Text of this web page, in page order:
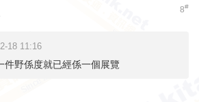
8#
18 11:16
件野係度就已經係一個展覽